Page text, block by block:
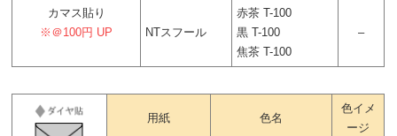
カマス貼り
※＠100円 UP
NTスフール
赤茶 T-100
黒 T-100
焦茶 T-100
–
用紙 色名
色イメ
ージ